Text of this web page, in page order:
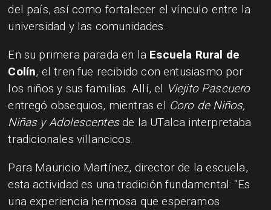
del país, así como fortalecer el vínculo entre la
universidad y las comunidades.
En su primera parada en la Escuela Rural de
Colín, el tren fue recibido con entusiasmo por
los niños y sus familias. Allí, el Viejito Pascuero
entregó obsequios, mientras el Coro de Niños,
Niñas y Adolescentesde la UTalca interpretaba
tradicionales villancicos.
Para Mauricio Martínez, director de la escuela,
esta actividad es una tradición fundamental: “Es
una experiencia hermosa que esperamos